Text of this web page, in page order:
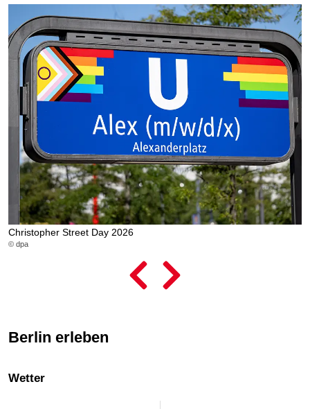
Christopher Street Day 2026
© dpa
Berlin erleben
Wetter